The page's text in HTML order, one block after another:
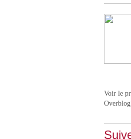
Voir le
Overblog